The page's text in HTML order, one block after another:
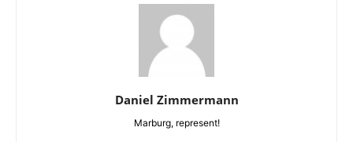
Daniel Zimmermann
Marburg, represent!